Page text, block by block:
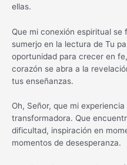
ellas.
Que mi conexión espiritual
sumerjo en la lectura de Tu
oportunidad para crecer en
corazón se abra a la
tus enseñanzas.
Oh, Señor, que mi
transformadora. Que
dificultad, inspiración en
momentos de desesperanza.